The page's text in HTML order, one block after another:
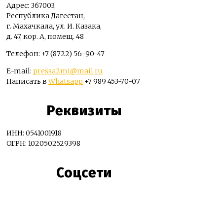
Адрес: 367003,
Республика Дагестан,
г. Махачкала, ул. И. Казака,
д. 47, кор. А, помещ. 48
Телефон: +7 (8722) 56-90-47
E-mail: pressa2mi@mail.ru
Написать вWhatsapp +7 989 453-70-07
Реквизиты
ИНН: 0541001918
ОГРН: 1020502529398
Соцсети